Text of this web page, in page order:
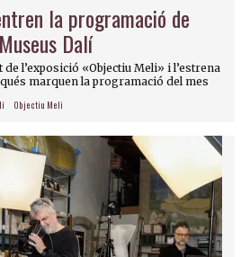
la programació de
Dalí
l’exposició «Objectiu Meli» i l’estrena
marquen la programació del mes
Objectiu Meli